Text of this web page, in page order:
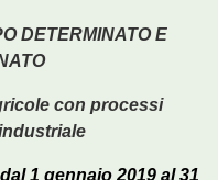
DETERMINATO E
con processi
1 gennaio 2019 al 31